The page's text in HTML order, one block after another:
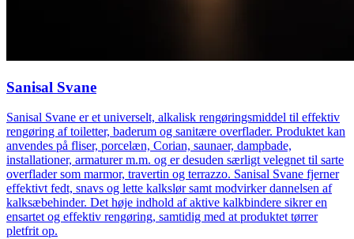
Sanisal Svane
Sanisal Svane er et universelt, alkalisk rengøringsmiddel til effektiv
rengøring af toiletter, baderum og sanitære overflader. Produktet kan
anvendes på fliser, porcelæn, Corian, saunaer, dampbade,
installationer, armaturer m.m. og er desuden særligt velegnet til sarte
overflader som marmor, travertin og terrazzo. Sanisal Svane fjerner
effektivt fedt, snavs og lette kalkslør samt modvirker dannelsen af
kalksæbehinder. Det høje indhold af aktive kalkbindere sikrer en
ensartet og effektiv rengøring, samtidig med at produktet tørrer
pletfrit op.